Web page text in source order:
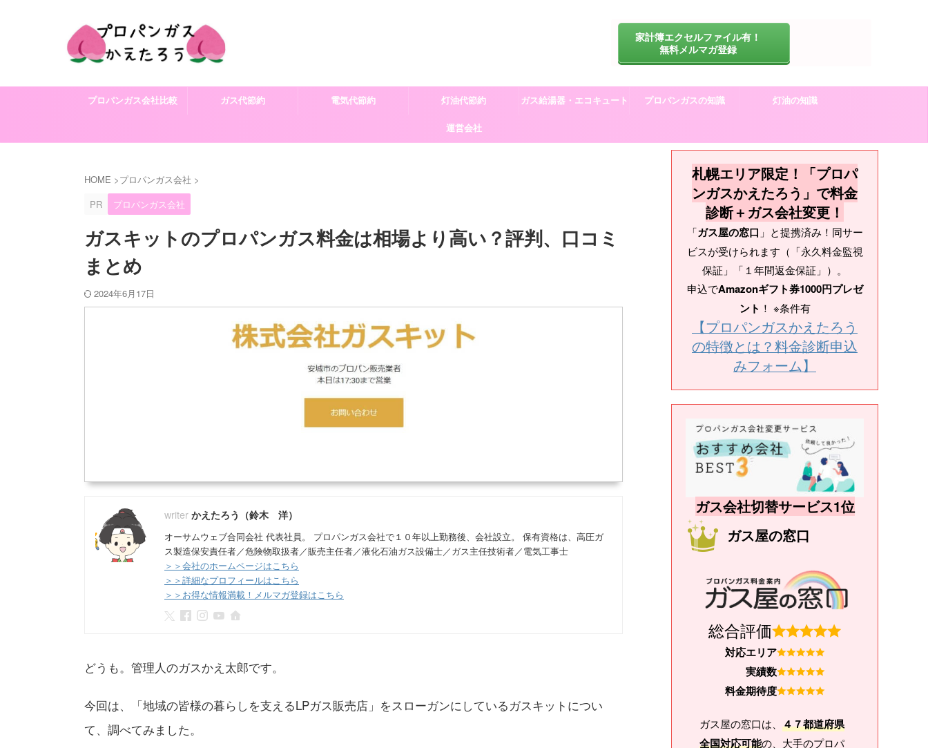
家計簿エクセルファイル有！
無料メルマガ登録
プロパンガス会社比較 ガス代節約 電気代節約 灯油代節約 ガス給湯器・エコキュート プロパンガスの知識 灯油の知識
運営会社
HOME >プロパンガス会社 >
PR
プロパンガス会社
ガスキットのプロパンガス料金は相場より高い？評判、口コミ
まとめ
2024年6月17日
かえたろう（鈴木 洋）
オーサムウェブ合同会社 代表社員。 プロパンガス会社で１０年以上勤務後、会社設立。 保有資格は、高圧ガ
ス製造保安責任者／危険物取扱者／販売主任者／液化石油ガス設備士／ガス主任技術者／電気工事士
＞＞会社のホームページはこちら
＞＞詳細なプロフィールはこちら
＞＞お得な情報満載！メルマガ登録はこちら
どうも。管理人のガスかえ太郎です。
今回は、「地域の皆様の暮らしを支えるLPガス販売店」をスローガンにしているガスキットについ
て、調べてみました。
札幌エリア限定！「プロパ
ンガスかえたろう」で料金
診断＋ガス会社変更！
「ガス屋の窓口 」と提携済み！同サー
ビスが受けられます（「永久料金監視
保証」「１年間返金保証」）。
申込でAmazonギフト券1000円プレゼ
ント ！ ※条件有
【プロパンガスかえたろう
の特徴とは？料金診断申込
みフォーム】
ガス会社切替サービス1位
ガス屋の窓口
総合評価
対応エリア
実績数
料金期待度
ガス屋の窓口は、 ４７都道府県
全国対応可能の、大手のプロパ